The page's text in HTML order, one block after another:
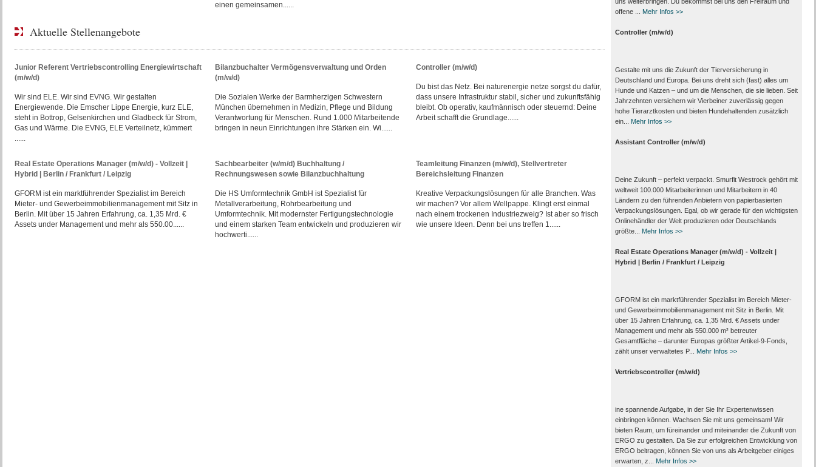
einen gemeinsamen......
Aktuelle Stellenangebote
Junior Referent Vertriebscontrolling Energiewirtschaft
(m/w/d)
Wir sind ELE. Wir sind EVNG. Wir gestalten
Energiewende. Die Emscher Lippe Energie, kurz ELE,
steht in Bottrop, Gelsenkirchen und Gladbeck für Strom,
Gas und Wärme. Die EVNG, ELE Verteilnetz, kümmert
......
Bilanzbuchalter Vermögensverwaltung und Orden
(m/w/d)
Die Sozialen Werke der Barmherzigen Schwestern
München übernehmen in Medizin, Pflege und Bildung
Verantwortung für Menschen. Rund 1.000 Mitarbeitende
bringen in neun Einrichtungen ihre Stärken ein. Wi......
Controller (m/w/d)
Du bist das Netz. Bei naturenergie netze sorgst du dafür,
dass unsere Infrastruktur stabil, sicher und zukunftsfähig
bleibt. Ob operativ, kaufmännisch oder steuernd: Deine
Arbeit schafft die Grundlage......
Real Estate Operations Manager (m/w/d) - Vollzeit |
Hybrid | Berlin / Frankfurt / Leipzig
GFORM ist ein marktführender Spezialist im Bereich
Mieter- und Gewerbeimmobilienmanagement mit Sitz in
Berlin. Mit über 15 Jahren Erfahrung, ca. 1,35 Mrd. €
Assets under Management und mehr als 550.00......
Sachbearbeiter (w/m/d) Buchhaltung /
Rechnungswesen sowie Bilanzbuchhaltung
Die HS Umformtechnik GmbH ist Spezialist für
Metallverarbeitung, Rohrbearbeitung und
Umformtechnik. Mit modernster Fertigungstechnologie
und einem starken Team entwickeln und produzieren wir
hochwerti......
Teamleitung Finanzen (m/w/d), Stellvertreter
Bereichsleitung Finanzen
Kreative Verpackungslösungen für alle Branchen. Was
wir machen? Vor allem Wellpappe. Klingt erst einmal
nach einem trockenen Industriezweig? Ist aber so frisch
wie unsere Ideen. Denn bei uns treffen 1......
offene ...
Mehr Infos >>
Controller (m/w/d)
Gestalte mit uns die Zukunft der Tierversicherung in
Deutschland und Europa. Bei uns dreht sich (fast) alles um
Hunde und Katzen – und um die Menschen, die sie lieben. Seit
Jahrzehnten versichern wir Vierbeiner zuverlässig gegen
hohe Tierarztkosten und bieten Hundehaltenden zusätzlich
ein...
Mehr Infos >>
Assistant Controller (m/w/d)
Deine Zukunft – perfekt verpackt. Smurfit Westrock gehört mit
weltweit 100.000 Mitarbeiter­innen und Mitarbeitern in 40
Ländern zu den führenden Anbietern von papier­basierten
Verpackungs­lösungen. Egal, ob wir gerade für den wichtigsten
Onlinehändler der Welt produzieren oder Deutschlands
größte...
Mehr Infos >>
Real Estate Operations Manager (m/w/d) - Vollzeit |
Hybrid | Berlin / Frankfurt / Leipzig
GFORM ist ein marktführender Spezialist im Bereich Mieter-
und Gewerbeimmobilienmanagement mit Sitz in Berlin. Mit
über 15 Jahren Erfahrung, ca. 1,35 Mrd. € Assets under
Management und mehr als 550.000 m² betreuter
Gesamtfläche – darunter Europas größter Artikel-9-Fonds,
zählt unser verwaltetes P...
Mehr Infos >>
Vertriebscontroller (m/w/d)
ine spannende Aufgabe, in der Sie Ihr Expertenwissen
einbringen können. Wachsen Sie mit uns gemeinsam! Wir
bieten Raum, um füreinander und miteinander die Zukunft von
ERGO zu gestalten. Da Sie zur erfolgreichen Entwicklung von
ERGO beitragen, können Sie von uns als Arbeitgeber einiges
erwarten, z...
Mehr Infos >>